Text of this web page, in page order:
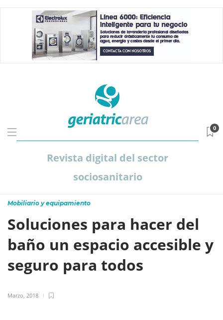
Revista digital del sector
sociosanitario
0
Mobiliario y equipamiento
Soluciones para hacer del
baño un espacio accesible y
seguro para todos
Marzo, 2018